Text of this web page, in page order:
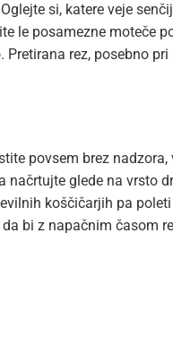
si, katere veje
le posamezne moteče
rez, posebno
povsem brez nadzora,
načrtujte glede na vrsto
koščičarjih pa
bi z napačnim časom